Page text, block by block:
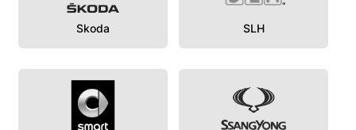
Skoda SLH